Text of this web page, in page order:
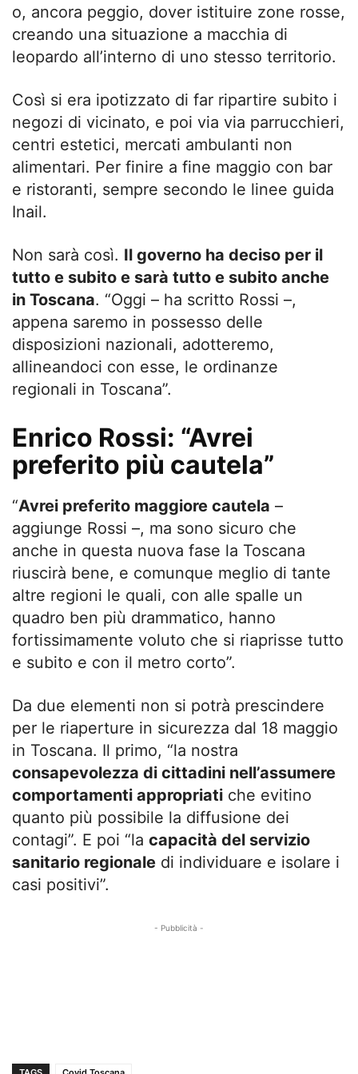
o, ancora peggio, dover istituire zone rosse,
creando una situazione a macchia di
leopardo all’interno di uno stesso territorio.
Così si era ipotizzato di far ripartire subito i
negozi di vicinato, e poi via via parrucchieri,
centri estetici, mercati ambulanti non
alimentari. Per finire a fine maggio con bar
e ristoranti, sempre secondo le linee guida
Inail.
Non sarà così. Il governo ha deciso per il
tutto e subito e sarà tutto e subito anche
in Toscana. “Oggi – ha scritto Rossi –,
appena saremo in possesso delle
disposizioni nazionali, adotteremo,
allineandoci con esse, le ordinanze
regionali in Toscana”.
Enrico Rossi: “Avrei
preferito più cautela”
“Avrei preferito maggiore cautela –
aggiunge Rossi –, ma sono sicuro che
anche in questa nuova fase la Toscana
riuscirà bene, e comunque meglio di tante
altre regioni le quali, con alle spalle un
quadro ben più drammatico, hanno
fortissimamente voluto che si riaprisse tutto
e subito e con il metro corto”.
Da due elementi non si potrà prescindere
per le riaperture in sicurezza dal 18 maggio
in Toscana. Il primo, “la nostra
consapevolezza di cittadini nell’assumere
comportamenti appropriati che evitino
quanto più possibile la diffusione dei
contagi”. E poi “la capacità del servizio
sanitario regionale di individuare e isolare i
casi positivi”.
- Pubblicità -